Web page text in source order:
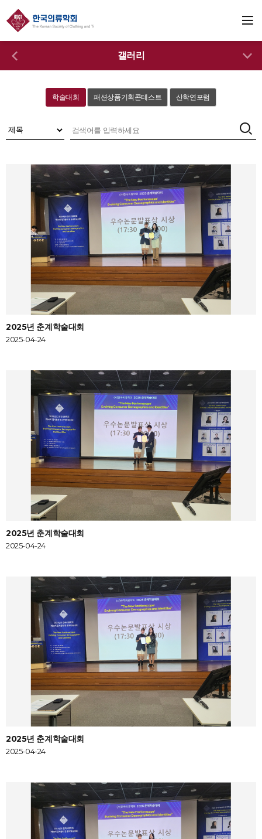
갤러리
학술대회 패션상품기획콘테스트 산학연포럼
2025년 춘계학술대회
2025-04-24
2025년 춘계학술대회
2025-04-24
2025년 춘계학술대회
2025-04-24